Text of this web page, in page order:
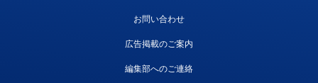
お問い合わせ
広告掲載のご案内
編集部へのご連絡